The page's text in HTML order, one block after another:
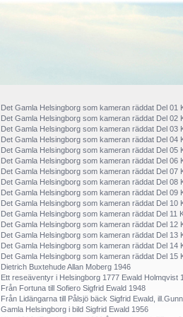
Det Gamla Helsingborg som kameran räddat Del 01
Det Gamla Helsingborg som kameran räddat Del 02
Det Gamla Helsingborg som kameran räddat Del 03
Det Gamla Helsingborg som kameran räddat Del 04
Det Gamla Helsingborg som kameran räddat Del 05
Det Gamla Helsingborg som kameran räddat Del 06
Det Gamla Helsingborg som kameran räddat Del 07
Det Gamla Helsingborg som kameran räddat Del 08
Det Gamla Helsingborg som kameran räddat Del 09
Det Gamla Helsingborg som kameran räddat Del 10
Det Gamla Helsingborg som kameran räddat Del 11
Det Gamla Helsingborg som kameran räddat Del 12
Det Gamla Helsingborg som kameran räddat Del 13
Det Gamla Helsingborg som kameran räddat Del 14
Det Gamla Helsingborg som kameran räddat Del 15
Dietrich Buxtehude Allan Moberg 1946
Ett reseäventyr i Helsingborg 1777 Ewald Holmqvist
Från Fortuna till Sofiero Sigfrid Ewald 1948
Från Lidängarna till Pålsjö bäck Sigfrid Ewald,
Gamla Helsingborg i bild Sigfrid Ewald 1956